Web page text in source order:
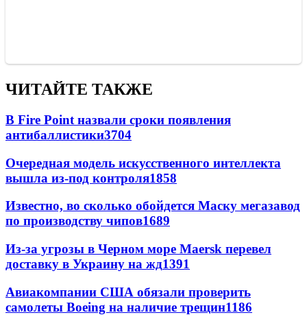
ЧИТАЙТЕ ТАКЖЕ
В Fire Point назвали сроки появления
антибаллистики3704
Очередная модель искусственного интеллекта
вышла из-под контроля1858
Известно, во сколько обойдется Маску мегазавод
по производству чипов1689
Из-за угрозы в Черном море Maersk перевел
доставку в Украину на жд1391
Авиакомпании США обязали проверить
самолеты Boeing на наличие трещин1186